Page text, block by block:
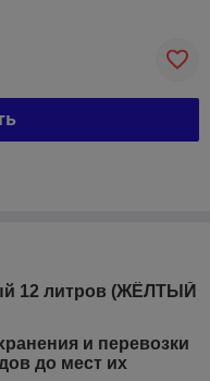
12 литров (ЖЁЛТЫЙ
и перевозки
до мест их